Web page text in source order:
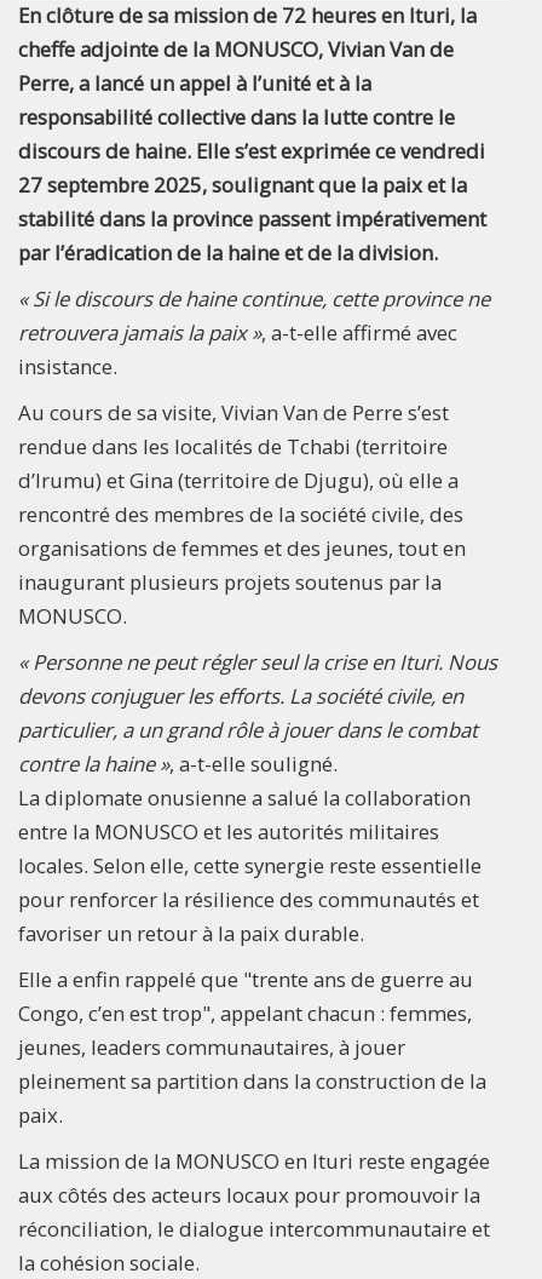
En clôture de sa mission de 72 heures en Ituri, la
cheffe adjointe de la MONUSCO, Vivian Van de
Perre, a lancé un appel à l’unité et à la
responsabilité collective dans la lutte contre le
discours de haine. Elle s’est exprimée ce vendredi
27 septembre 2025, soulignant que la paix et la
stabilité dans la province passent impérativement
par l’éradication de la haine et de la division.
« Si le discours de haine continue, cette province ne
retrouvera jamais la paix », a-t-elle affirmé avec
insistance.
Au cours de sa visite, Vivian Van de Perre s’est
rendue dans les localités de Tchabi (territoire
d’Irumu) et Gina (territoire de Djugu), où elle a
rencontré des membres de la société civile, des
organisations de femmes et des jeunes, tout en
inaugurant plusieurs projets soutenus par la
MONUSCO.
« Personne ne peut régler seul la crise en Ituri. Nous
devons conjuguer les efforts. La société civile, en
particulier, a un grand rôle à jouer dans le combat
contre la haine », a-t-elle souligné.
La diplomate onusienne a salué la collaboration
entre la MONUSCO et les autorités militaires
locales. Selon elle, cette synergie reste essentielle
pour renforcer la résilience des communautés et
favoriser un retour à la paix durable.
Elle a enfin rappelé que "trente ans de guerre au
Congo, c’en est trop", appelant chacun : femmes,
jeunes, leaders communautaires, à jouer
pleinement sa partition dans la construction de la
paix.
La mission de la MONUSCO en Ituri reste engagée
aux côtés des acteurs locaux pour promouvoir la
réconciliation, le dialogue intercommunautaire et
la cohésion sociale.